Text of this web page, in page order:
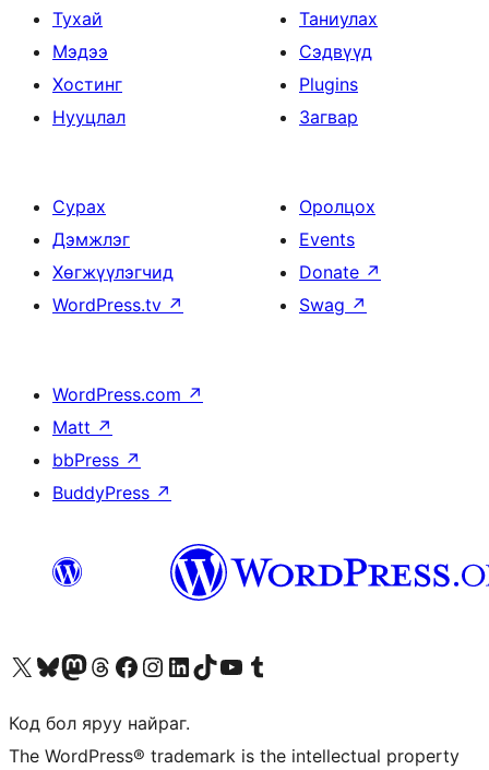
Тухай
Мэдээ
Хостинг
Нууцлал
Таниулах
Сэдвүүд
Plugins
Загвар
Сурах
Дэмжлэг
Хөгжүүлэгчид
WordPress.tv ↗
Оролцох
Events
Donate ↗
Swag ↗
WordPress.com ↗
Matt ↗
bbPress ↗
BuddyPress ↗
Visit our X (formerly Twitter) account
Visit our Bluesky account
Visit our Mastodon account
Visit our Threads account
Манай фэйсбүүк хуудсаар зочилно ууМанай Instagram хаягаар зочилно уу Манай LinkedIn хаягаар зочилно ууVisit our TikTok account
Манай YouTube сувгаар зочилно уу Visit our Tumblr account
Код бол яруу найраг.
The WordPress® trademark is the intellectual property